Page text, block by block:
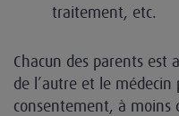
traitement, etc.
Chacun des parents est
de l’autre et le médecin
consentement, à moins